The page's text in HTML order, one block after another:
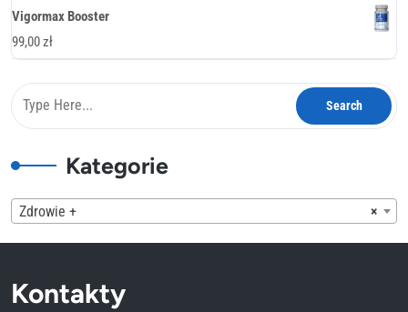
cena
273,00 zł.137,00 zł.
Vigormax Booster
99,00zł
Kategorie
×
Zdrowie +
Kontakty